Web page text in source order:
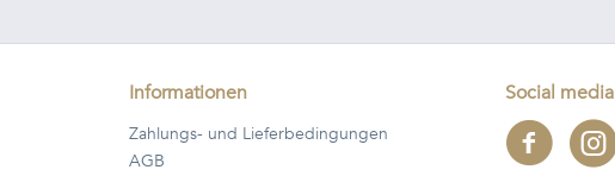
Informationen
Zahlungs- und Lieferbedingungen
AGB
Social media